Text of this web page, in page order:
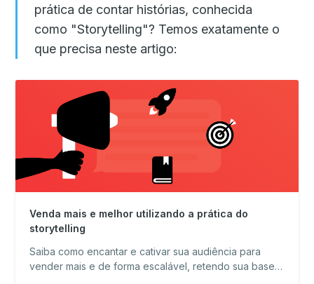
prática de contar histórias, conhecida
como "Storytelling"? Temos exatamente o
que precisa neste artigo:
Venda mais e melhor utilizando a prática do
storytelling
Saiba como encantar e cativar sua audiência para
vender mais e de forma escalável, retendo sua base